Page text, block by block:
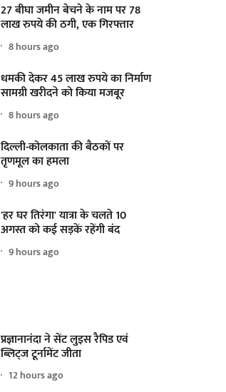
27 बीघा जमीन बेचने के नाम पर 78
लाख रुपये की ठगी, एक गिरफ्तार
8 hours ago
धमकी देकर 45 लाख रुपये का निर्माण
सामग्री खरीदने को किया मजबूर
8 hours ago
दिल्ली-कोलकाता की बैठकों पर
तृणमूल का हमला
9 hours ago
'हर घर तिरंगा' यात्रा के चलते 10
अगस्त को कई सड़कें रहेंगी बंद
9 hours ago
प्रज्ञानानंदा ने सेंट लुइस रैपिड एवं
ब्लिट्ज टूर्नामेंट जीता
12 hours ago